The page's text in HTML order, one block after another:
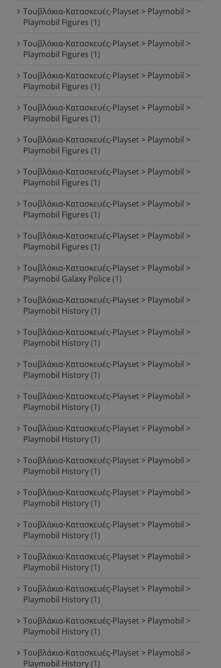
Τουβλάκια-Κατασκευές-Playset > Playmobil >
Playmobil Figures (1)
Τουβλάκια-Κατασκευές-Playset > Playmobil >
Playmobil Figures (1)
Τουβλάκια-Κατασκευές-Playset > Playmobil >
Playmobil Figures (1)
Τουβλάκια-Κατασκευές-Playset > Playmobil >
Playmobil Figures (1)
Τουβλάκια-Κατασκευές-Playset > Playmobil >
Playmobil Figures (1)
Τουβλάκια-Κατασκευές-Playset > Playmobil >
Playmobil Figures (1)
Τουβλάκια-Κατασκευές-Playset > Playmobil >
Playmobil Figures (1)
Τουβλάκια-Κατασκευές-Playset > Playmobil >
Playmobil Figures (1)
Τουβλάκια-Κατασκευές-Playset > Playmobil >
Playmobil Galaxy Police (1)
Τουβλάκια-Κατασκευές-Playset > Playmobil >
Playmobil History(1)
Τουβλάκια-Κατασκευές-Playset > Playmobil >
Playmobil History(1)
Τουβλάκια-Κατασκευές-Playset > Playmobil >
Playmobil History(1)
Τουβλάκια-Κατασκευές-Playset > Playmobil >
Playmobil History(1)
Τουβλάκια-Κατασκευές-Playset > Playmobil >
Playmobil History(1)
Τουβλάκια-Κατασκευές-Playset > Playmobil >
Playmobil History(1)
Τουβλάκια-Κατασκευές-Playset > Playmobil >
Playmobil History(1)
Τουβλάκια-Κατασκευές-Playset > Playmobil >
Playmobil History(1)
Τουβλάκια-Κατασκευές-Playset > Playmobil >
Playmobil History(1)
Τουβλάκια-Κατασκευές-Playset > Playmobil >
Playmobil History(1)
Τουβλάκια-Κατασκευές-Playset > Playmobil >
Playmobil History(1)
Τουβλάκια-Κατασκευές-Playset > Playmobil >
Playmobil History(1)